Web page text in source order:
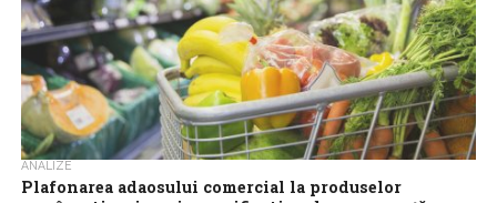
ANALIZE
Plafonarea adaosului comercial la produselor